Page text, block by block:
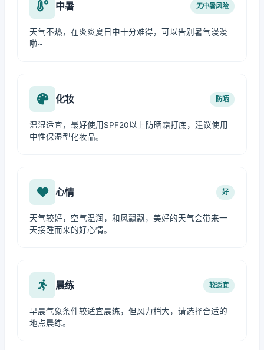
中暑 无中暑风险
天气不热，在炎炎夏日中十分难得，可以告别暑气漫漫
啦~
化妆 防晒
温湿适宜，最好使用SPF20以上防晒霜打底，建议使用
中性保湿型化妆品。
心情 好
天气较好，空气温润，和风飘飘，美好的天气会带来一
天接踵而来的好心情。
晨练 较适宜
早晨气象条件较适宜晨练，但风力稍大，请选择合适的
地点晨练。